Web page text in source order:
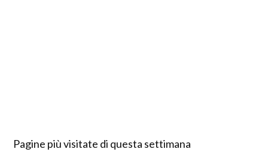
Pagine più visitate di questa settimana